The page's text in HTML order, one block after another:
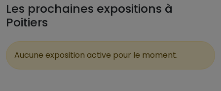
Les prochaines expositions à
Poitiers
Aucune exposition active pour le moment.